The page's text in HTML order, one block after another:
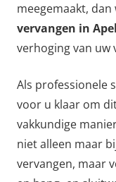
meegemaakt,
vervangen in
verhoging van uw
Als professionele
voor u klaar om
vakkundige
niet alleen maar
vervangen, maar